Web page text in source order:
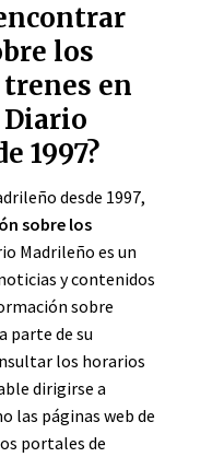
los
en
Diario
1997?
desde 1997,
sobre los
Madrileño es un
y contenidos
sobre
parte de su
los horarios
dirigirse a
las páginas web de
portales de